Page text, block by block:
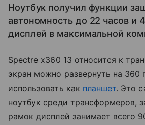
Ноутбук получил функции
автономность до 22 часов и
дисплей в максимальной
Spectre x360 13 относится к
экран можно развернуть на 360
использовать как планшет. Это
ноутбук среди трансформеров,
рамок дисплей занимает всего